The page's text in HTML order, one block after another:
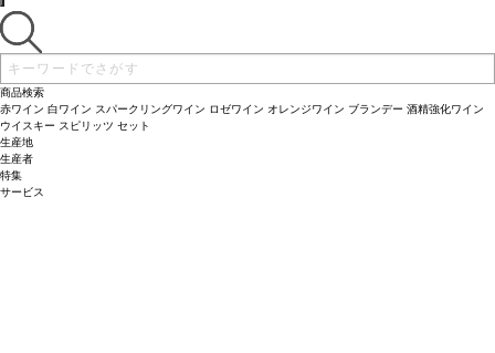
商品検索
赤ワイン 白ワイン スパークリングワイン ロゼワイン オレンジワイン ブランデー 酒精強化ワイン
ウイスキー スピリッツ セット
生産地
生産者
特集
サービス